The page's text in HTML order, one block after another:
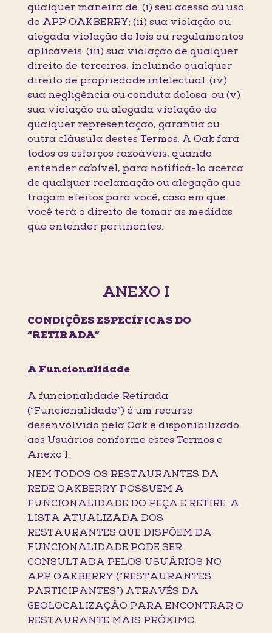
qualquer maneira de: (i) seu acesso ou uso
do APP OAKBERRY; (ii) sua violação ou
alegada violação de leis ou regulamentos
aplicáveis; (iii) sua violação de qualquer
direito de terceiros, incluindo qualquer
direito de propriedade intelectual; (iv)
sua negligência ou conduta dolosa; ou (v)
sua violação ou alegada violação de
qualquer representação, garantia ou
outra cláusula destes Termos. A Oak fará
todos os esforços razoáveis, quando
entender cabível, para notificá-lo acerca
de qualquer reclamação ou alegação que
tragam efeitos para você, caso em que
você terá o direito de tomar as medidas
que entender pertinentes.
ANEXO I
CONDIÇÕES ESPECÍFICAS DO
“RETIRADA”
A Funcionalidade
A funcionalidade Retirada
(“Funcionalidade”) é um recurso
desenvolvido pela Oak e disponibilizado
aos Usuários conforme estes Termos e
Anexo I.
NEM TODOS OS RESTAURANTES DA
REDE OAKBERRY POSSUEM A
FUNCIONALIDADE DO PEÇA E RETIRE. A
LISTA ATUALIZADA DOS
RESTAURANTES QUE DISPÕEM DA
FUNCIONALIDADE PODE SER
CONSULTADA PELOS USUÁRIOS NO
APP OAKBERRY (“RESTAURANTES
PARTICIPANTES”) ATRAVÉS DA
GEOLOCALIZAÇÃO PARA ENCONTRAR O
RESTAURANTE MAIS PRÓXIMO.